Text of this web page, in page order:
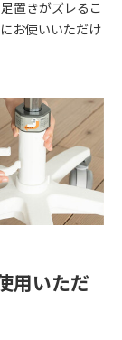
置きがズレるこ
お使いいただけ
用いただ